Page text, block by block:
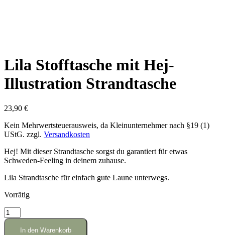
Lila Stofftasche mit Hej-
Illustration Strandtasche
23,90 €
Kein Mehrwertsteuerausweis, da Kleinunternehmer nach §19 (1)
UStG. zzgl. Versandkosten
Hej! Mit dieser Strandtasche sorgst du garantiert für etwas
Schweden-Feeling in deinem zuhause.
Lila Strandtasche für einfach gute Laune unterwegs.
Vorrätig
Lila
Stofftasche
In den Warenkorb